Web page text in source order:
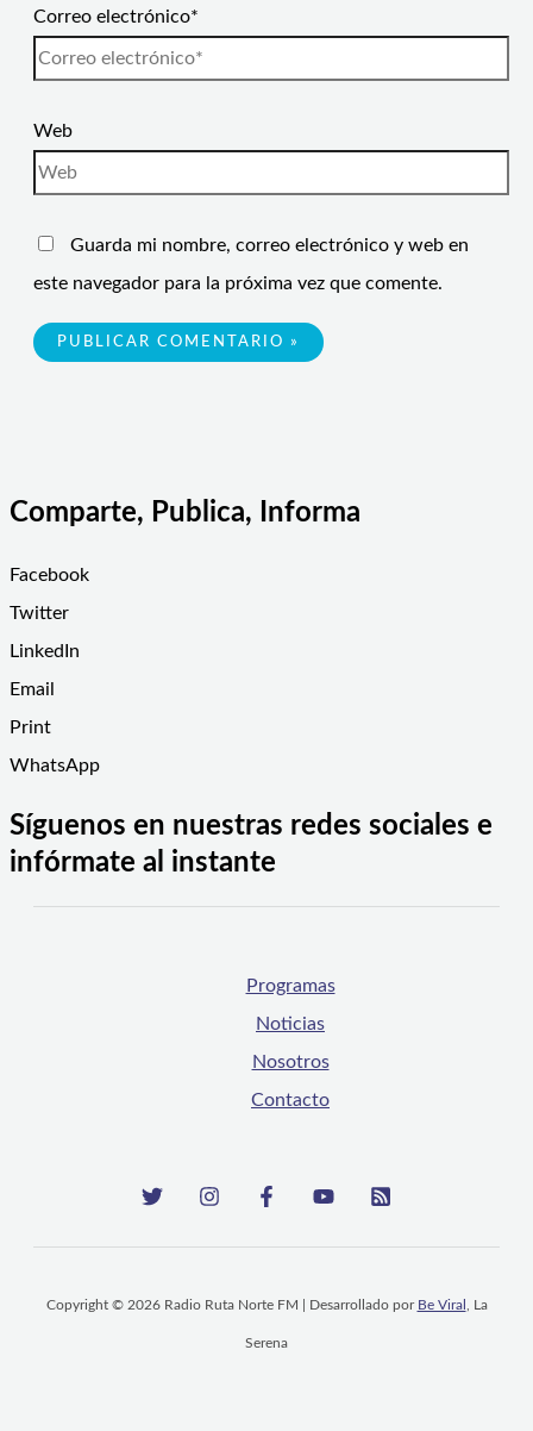
Correo electrónico*
Web
Guarda mi nombre, correo electrónico y web en
este navegador para la próxima vez que comente.
Comparte, Publica, Informa
Facebook
Twitter
LinkedIn
Email
Print
WhatsApp
Síguenos en nuestras redes sociales e
infórmate al instante
Programas
Noticias
Nosotros
Contacto
Copyright © 2026 Radio Ruta Norte FM | Desarrollado por Be Viral , La
Serena